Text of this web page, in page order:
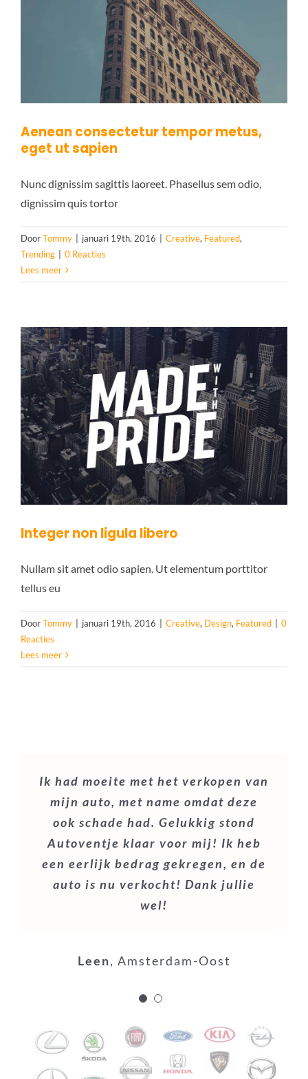
CONTACT
FAQ
Aenean consectetur tempor metus,
eget ut sapien
Nunc dignissim sagittis laoreet. Phasellus sem odio,
dignissim quis tortor
DoorTommy januari 19th, 2016 Creative, Featured,
Trending
0 Reacties
Lees meer
Integer non ligula libero
Nullam sit amet odio sapien. Ut elementum porttitor
tellus eu
DoorTommy januari 19th, 2016 Creative, Design, Featured
0
Reacties
Lees meer
Ik had moeite met het verkopen van
mijn auto, met name omdat deze
ook schade had. Gelukkig stond
Autoventje klaar voor mij! Ik heb
een eerlijk bedrag gekregen, en de
auto is nu verkocht! Dank jullie
wel!
Leen, Amsterdam-Oost
Mijn zus had eerder al haar auto
verkocht aan Autoventje en
adviseerde mij dat ook te doen. Ik
nam contact op en bij het al gauw
teruggebeld of men kon komen
kijken naar mijn auto. Na overleg
langer dan een paar dagen heeft
Sylvie Gorinchem